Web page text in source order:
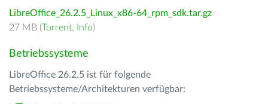
LibreOffice_26.2.5_Linux_x86-64_rpm_sdk.tar.gz
27 MB (Torrent, Info)
Betriebssysteme
LibreOffice 26.2.5 ist für folgende
Betriebssysteme/Architekturen verfügbar: